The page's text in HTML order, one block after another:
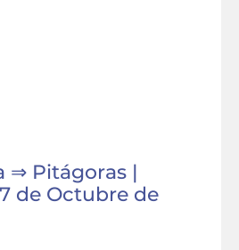
⇒ Pitágoras |
de Octubre de